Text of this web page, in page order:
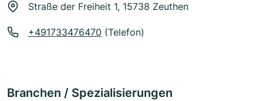
Straße der Freiheit 1, 15738 Zeuthen
+491733476470 (Telefon)
Branchen / Spezialisierungen